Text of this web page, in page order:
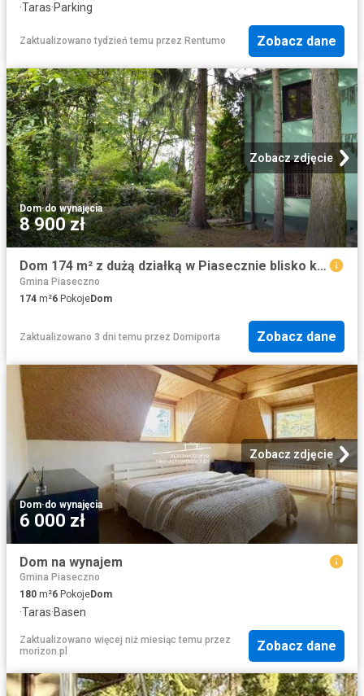
·Taras·Parking
Zaktualizowano tydzień temu przez Rentumo Zobacz dane
Zobacz zdjęcie
Dom·do wynajęcia
8 900 zł
Dom 174 m² z dużą działką w Piasecznie blisko komunikacji
Gmina Piaseczno
174 m²6 PokojeDom
Zaktualizowano 3 dni temu przez Domiporta Zobacz dane
Zobacz zdjęcie
Dom·do wynajęcia
6 000 zł
Dom na wynajem
Gmina Piaseczno
180 m²6 PokojeDom
·Taras·Basen
Zaktualizowano więcej niż miesiąc temu przez
morizon.pl
Zobacz dane